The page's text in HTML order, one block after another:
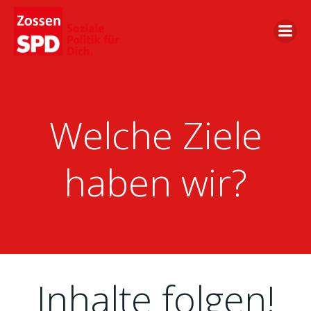
Welche Ziele
haben wir?
Inhalte folgen!